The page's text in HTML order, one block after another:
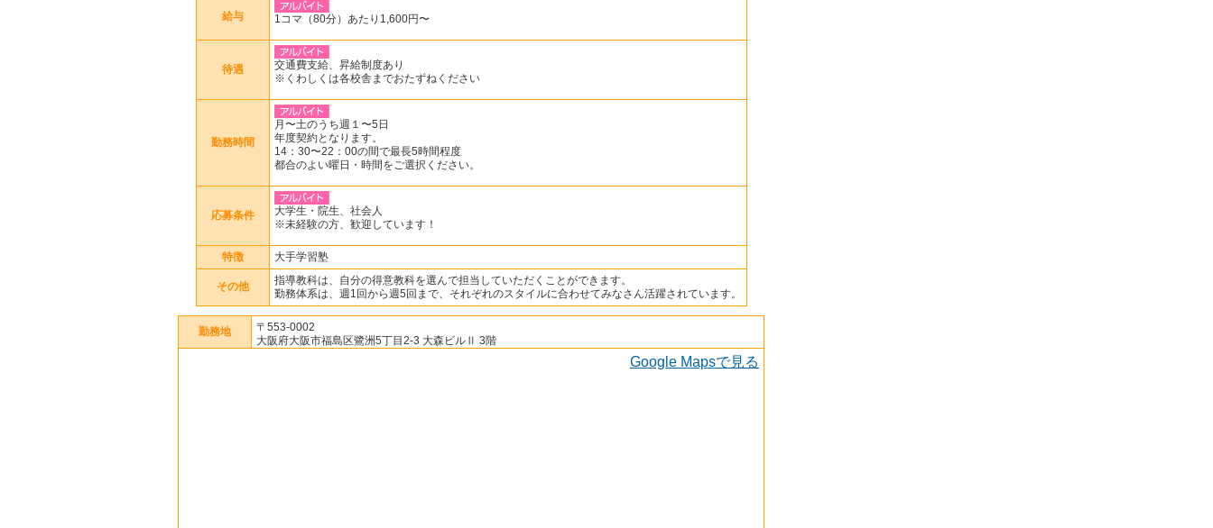
給与 1コマ（80分）あたり1,600円〜
待遇
交通費支給、昇給制度あり
※くわしくは各校舎までおたずねください
勤務時間
月〜土のうち週１〜5日
年度契約となります。
14：30〜22：00の間で最長5時間程度
都合のよい曜日・時間をご選択ください。
応募条件
大学生・院生、社会人
※未経験の方、歓迎しています！
特徴 大手学習塾
その他
指導教科は、自分の得意教科を選んで担当していただくことができます。
勤務体系は、週1回から週5回まで、それぞれのスタイルに合わせてみなさん活躍されています。
勤務地
〒553-0002
大阪府大阪市福島区鷺洲5丁目2-3 大森ビルⅡ 3階
Google Mapsで見る